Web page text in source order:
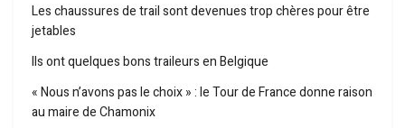
Les chaussures de trail sont devenues trop chères pour être
jetables
Ils ont quelques bons traileurs en Belgique
« Nous n’avons pas le choix » : le Tour de France donne raison
au maire de Chamonix